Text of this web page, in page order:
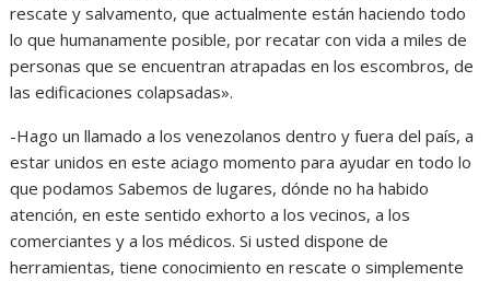
rescate y salvamento, que actualmente están haciendo todo
lo que humanamente posible, por recatar con vida a miles de
personas que se encuentran atrapadas en los escombros, de
las edificaciones colapsadas».
‎-Hago un llamado a los venezolanos dentro y fuera del país, a
estar unidos en este aciago momento para ayudar en todo lo
que podamos Sabemos de lugares, dónde no ha habido
atención, en este sentido exhorto a los vecinos, a los
comerciantes y a los médicos. Si usted dispone de
herramientas, tiene conocimiento en rescate o simplemente